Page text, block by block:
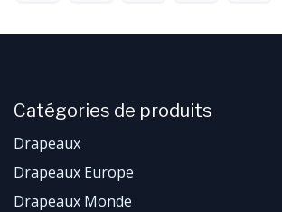
Catégories de produits
Drapeaux
Drapeaux Europe
Drapeaux Monde